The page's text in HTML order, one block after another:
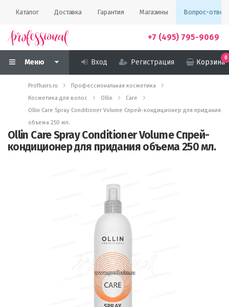
Каталог Доставка Гарантия Магазины Вопрос-ответ
+7 (495) 795-9069
Меню Вход Регистрация Корзина
0
Profhairs.ru
Профессиональная косметика
Косметика для волос
Ollin
Care
Ollin Care Spray Conditioner Volume Спрей-кондиционер для придания
объема 250 мл.
Ollin Care Spray Conditioner Volume Спрей-
кондиционер для придания объема 250 мл.